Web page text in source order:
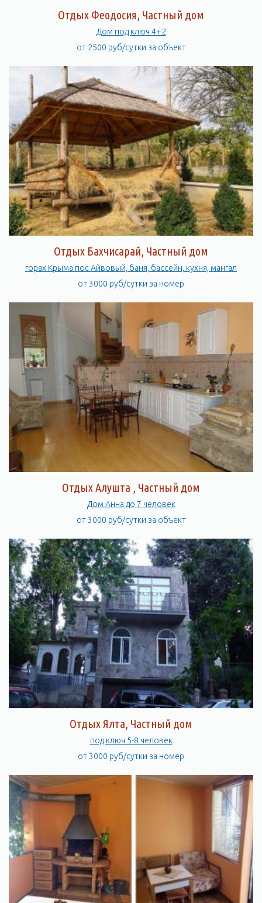
Отдых Феодосия, Частный дом
Дом под ключ 4+2
от 2500 руб/сутки за объект
Отдых Бахчисарай, Частный дом
горах Крыма пос Айвовый, баня, бассейн, кухня, мангал
от 3000 руб/сутки за номер
Отдых Алушта , Частный дом
Дом Анна до 7 человек
от 3000 руб/сутки за объект
Отдых Ялта, Частный дом
под ключ 5-8 человек
от 3000 руб/сутки за номер